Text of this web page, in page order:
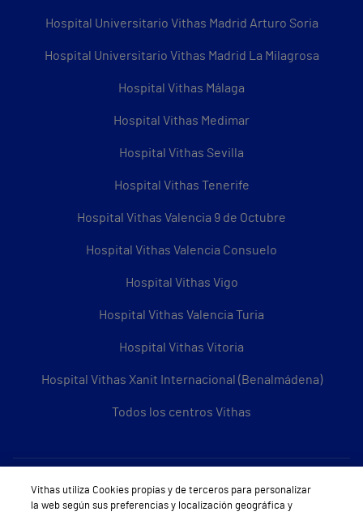
Hospital Universitario Vithas Madrid Arturo Soria
Hospital Universitario Vithas Madrid La Milagrosa
Hospital Vithas Málaga
Hospital Vithas Medimar
Hospital Vithas Sevilla
Hospital Vithas Tenerife
Hospital Vithas Valencia 9 de Octubre
Hospital Vithas Valencia Consuelo
Hospital Vithas Vigo
Hospital Vithas Valencia Turia
Hospital Vithas Vitoria
Hospital Vithas Xanit Internacional (Benalmádena)
Todos los centros Vithas
Sobre Vithas
Vithas utiliza Cookies propias y de terceros para personalizar
la web según sus preferencias y localización geográfica y